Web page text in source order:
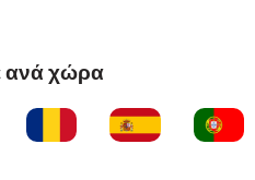
ανά χώρα